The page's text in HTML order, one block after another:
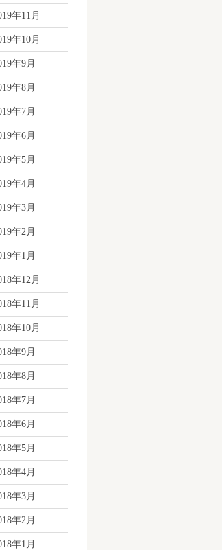
年11月
年10月
年9月
年8月
年7月
年6月
年5月
年4月
年3月
年2月
年1月
年12月
年11月
年10月
年9月
年8月
年7月
年6月
年5月
年4月
年3月
年2月
年1月